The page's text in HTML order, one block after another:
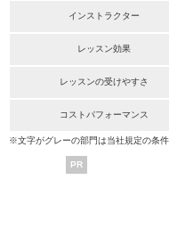
インストラクター
レッスン効果
レッスンの受けやすさ
コストパフォーマンス
※文字がグレーの部門は当社規定の条
PR